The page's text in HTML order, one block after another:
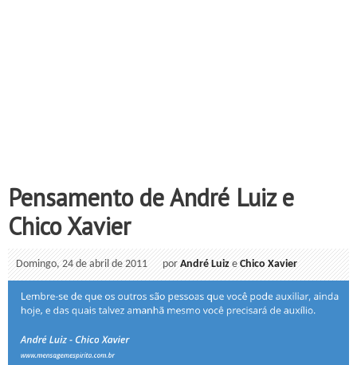
Pensamento de André Luiz e
Chico Xavier
Domingo, 24 de abril de 2011 porAndré Luiz eChico Xavier